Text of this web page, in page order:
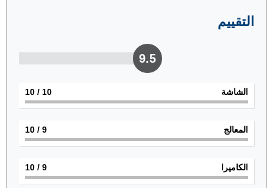
التقييم
9.5
الشاشة 10
/ 10
المعالج 9
/ 10
الكاميرا 9
/ 10